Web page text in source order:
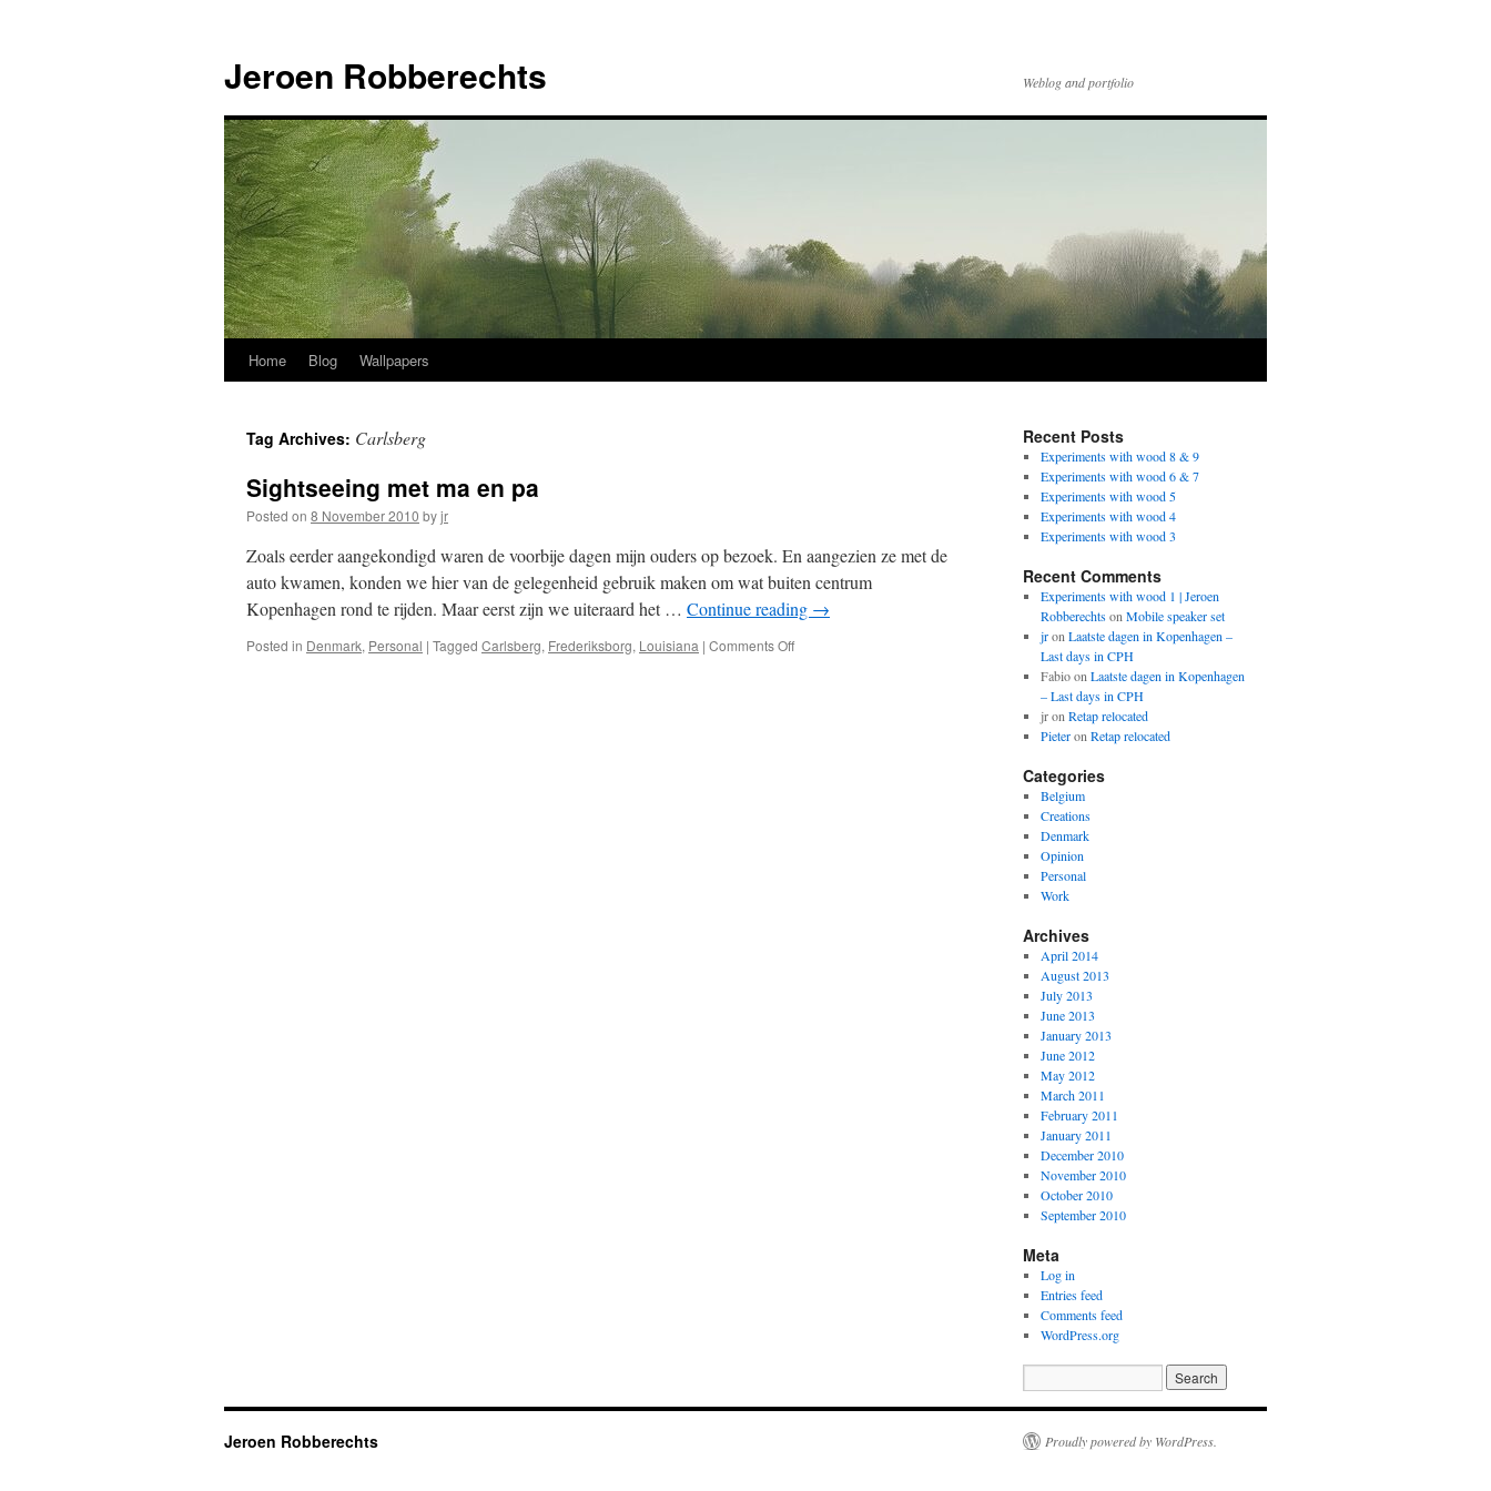
Jeroen Robberechts Weblog and portfolio
Skip
content
Home Blog Wallpapers
Tag Archives: Carlsberg
Sightseeing met ma en pa
Posted on 8 November 2010 byjr
Zoals eerder aangekondigd waren de voorbije dagen mijn ouders op bezoek. En aangezien ze met de
auto kwamen, konden we hier van de gelegenheid gebruik maken om wat buiten centrum
Kopenhagen rond te rijden. Maar eerst zijn we uiteraard het … Continue reading →
Posted in Denmark, Personal | Tagged Carlsberg, Frederiksborg, Louisiana | Comments Offon
Recent Posts
Experiments with wood 8 & 9
Experiments with wood 6 & 7
Experiments with wood 5
Experiments with wood 4
Experiments with wood 3
Recent Comments
Experiments with wood 1 | Jeroen
Robberechtson Mobile speaker set
jron Laatste dagen in Kopenhagen –
Last days in CPH
Fabioon Laatste dagen in Kopenhagen
– Last days in CPH
jron Retap relocated
Pieteron Retap relocated
Categories
Belgium
Creations
Denmark
Opinion
Personal
Work
Archives
April 2014
August 2013
July 2013
June 2013
January 2013
June 2012
May 2012
March 2011
February 2011
January 2011
December 2010
November 2010
October 2010
September 2010
Meta
Log in
Entries feed
Comments feed
WordPress.org
Jeroen Robberechts Proudly powered by WordPress.